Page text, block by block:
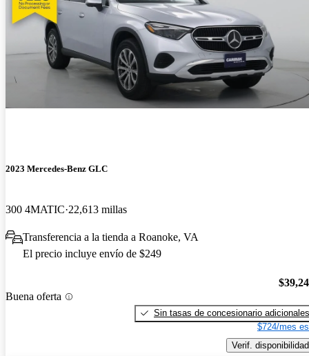
2023 Mercedes-Benz GLC
300 4MATIC 22,613 millas
Transferencia a la tienda a Roanoke, VA
El precio incluye envío de $249
Buena oferta
Sin tasas de concesionario adicionales
$724/mes
Verif. disponibilidad